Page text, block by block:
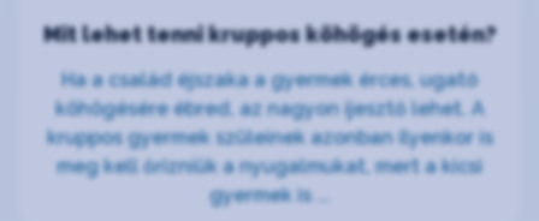
Mit lehet tenni kruppos köhögés esetén?
Ha a család éjszaka a gyermek érces, ugató
köhögésére ébred, az nagyon ijesztő lehet. A
kruppos gyermek szüleinek azonban ilyenkor is
meg kell őrizniük a nyugalmukat, mert a kicsi
gyermek is ...